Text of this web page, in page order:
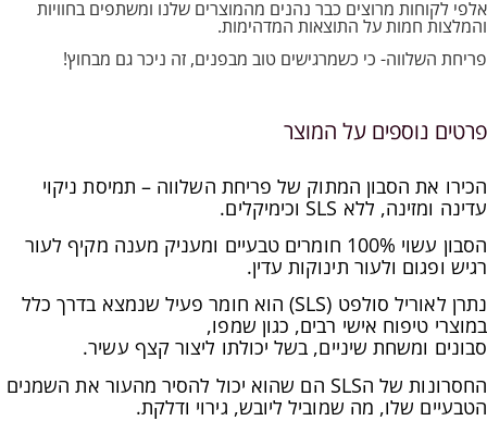
אלפי לקוחות מרוצים כבר נהנים מהמוצרים שלנו ומשתפים בחוויות
והמלצות חמות על התוצאות המדהימות.
פריחת השלווה- כי כשמרגישים טוב מבפנים, זה ניכר גם מבחוץ!
פרטים נוספים על המוצר
הכירו את הסבון המתוק של פריחת השלווה – תמיסת ניקוי
עדינה ומזינה, ללא SLS וכימיקלים.
הסבון עשוי 100% חומרים טבעיים ומעניק מענה מקיף לעור
רגיש ופגום ולעור תינוקות עדין.
נתרן לאוריל סולפט (SLS) הוא חומר פעיל שנמצא בדרך כלל
במוצרי טיפוח אישי רבים, כגון שמפו,
סבונים ומשחת שיניים, בשל יכולתו ליצור קצף עשיר.
החסרונות של הSLS הם שהוא יכול להסיר מהעור את השמנים
הטבעיים שלו, מה שמוביל ליובש, גירוי ודלקת.